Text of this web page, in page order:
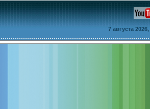
7 августа